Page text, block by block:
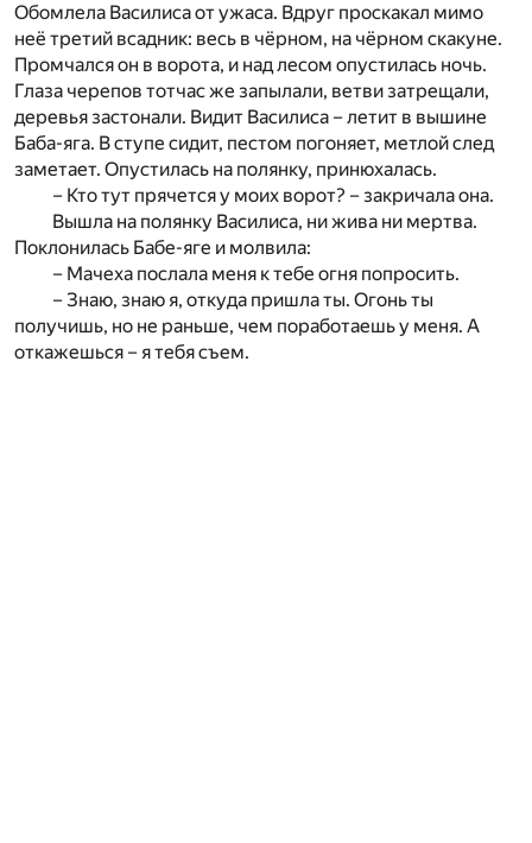
Обомлела Василиса от ужаса. Вдруг проскакал мимо
неё третий всадник: весь в чёрном, на чёрном скакуне.
Промчался он в ворота, и над лесом опустилась ночь.
Глаза черепов тотчас же запылали, ветви затрещали,
деревья застонали. Видит Василиса – летит в вышине
Баба-яга. В ступе сидит, пестом погоняет, метлой след
заметает. Опустилась на полянку, принюхалась.
– Кто тут прячется у моих ворот? – закричала она.
Вышла на полянку Василиса, ни жива ни мертва.
Поклонилась Бабе-яге и молвила:
– Мачеха послала меня к тебе огня попросить.
– Знаю, знаю я, откуда пришла ты. Огонь ты
получишь, но не раньше, чем поработаешь у меня. А
откажешься – я тебя съем.